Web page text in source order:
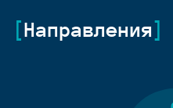
Направления